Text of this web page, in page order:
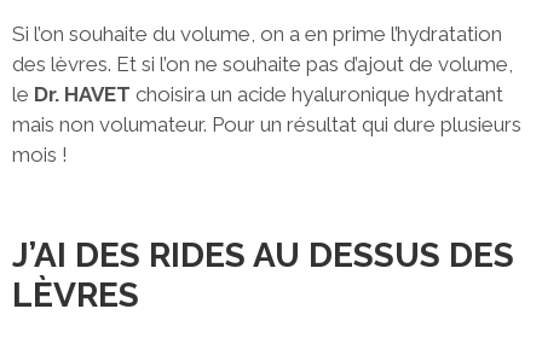
Si l’on souhaite du volume, on a en prime l’hydratation
des lèvres. Et si l’on ne souhaite pas d’ajout de volume,
le Dr. HAVET choisira un acide hyaluronique hydratant
mais non volumateur. Pour un résultat qui dure plusieurs
mois !
J’AI DES RIDES AU DESSUS DES
LÈVRES